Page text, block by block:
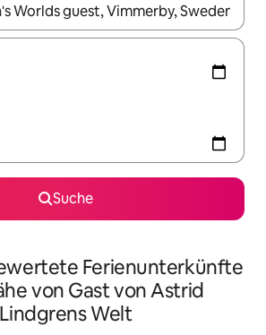
verfügbar sind, navigiere mit den
Suche
Ferienunterkünfte
von Gast von Astrid
Lindgrens Welt